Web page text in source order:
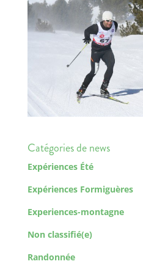
Catégories de news
Expériences Été
Expériences Formiguères
Experiences-montagne
Non classifié(e)
Randonnée